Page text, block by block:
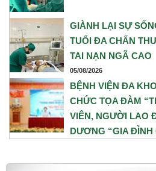
GIÀNH LẠI SỰ
TUỔI ĐA CHẤN
TAI NẠN NGÃ CAO
05/08/2026
BỆNH VIỆN ĐA
CHỨC TỌA ĐÀM
VIÊN, NGƯỜI LAO
DƯƠNG “GIA